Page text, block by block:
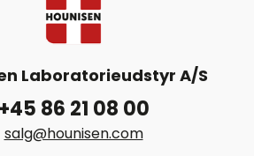
Laboratorieudstyr A/S
+45 86 21 08 00
salg@hounisen.com